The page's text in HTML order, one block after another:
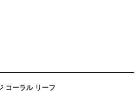
コーラル リーフ